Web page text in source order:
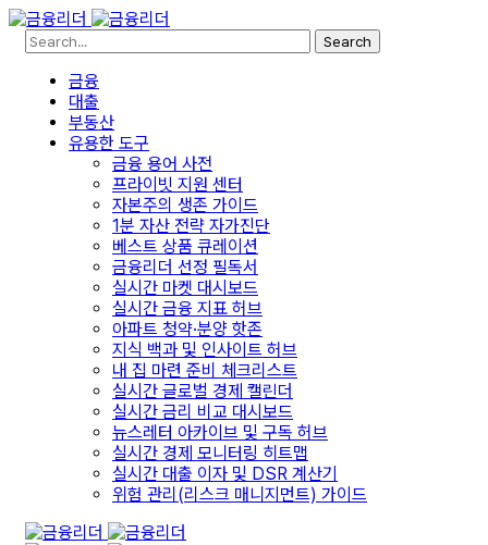
Search
금융
대출
부동산
유용한 도구
금융 용어 사전
프라이빗 지원 센터
자본주의 생존 가이드
1분 자산 전략 자가진단
베스트 상품 큐레이션
금융리더 선정 필독서
실시간 마켓 대시보드
실시간 금융 지표 허브
아파트 청약·분양 핫존
지식 백과 및 인사이트 허브
내 집 마련 준비 체크리스트
실시간 글로벌 경제 캘린더
실시간 금리 비교 대시보드
뉴스레터 아카이브 및 구독 허브
실시간 경제 모니터링 히트맵
실시간 대출 이자 및 DSR 계산기
위험 관리(리스크 매니지먼트) 가이드